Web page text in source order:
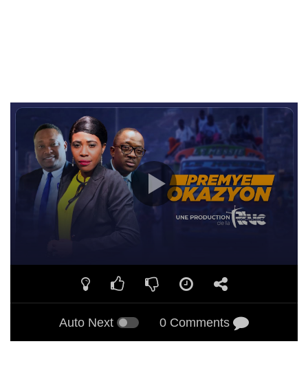
Auto Next 0 Comments